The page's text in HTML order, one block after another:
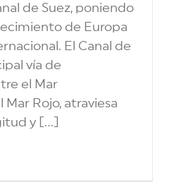
de Suez, poniendo
de Europa
El Canal de
vía de
el Mar
Rojo, atraviesa
y [...]